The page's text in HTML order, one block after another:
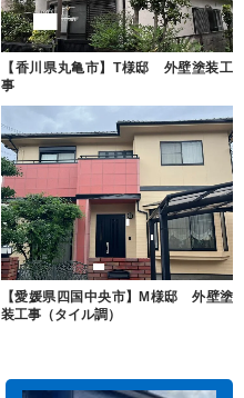
【香川県丸亀市】T様邸 外壁塗装工
事
【愛媛県四国中央市】M様邸 外壁塗
装工事（タイル調）